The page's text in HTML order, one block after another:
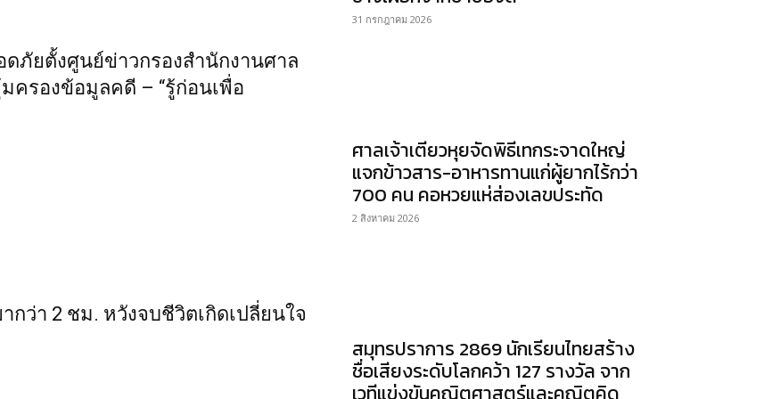
ภัยตั้งศูนย์ข่าวกรองสำนักงานศาล
ครองข้อมูลคดี – “รู้ก่อนเพื่อ
กว่า 2 ชม. หวังจบชีวิตเกิดเปลี่ยนใจ
31 กรกฎาคม 2026
ศาลเจ้าเตียวหุยจัดพิธีเทกระจาดใหญ่
แจกข้าวสาร-อาหารทานแก่ผู้ยากไร้กว่า
700 คน คอหวยแห่ส่องเลขประทัด
2 สิงหาคม 2026
สมุทรปราการ 2869 นักเรียนไทยสร้าง
ชื่อเสียงระดับโลกคว้า 127 รางวัล จาก
เวทีแข่งขันคณิตศาสตร์และคณิตคิด